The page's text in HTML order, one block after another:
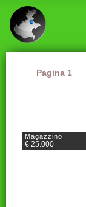
Pagina 1
Magazzino
€ 25.000